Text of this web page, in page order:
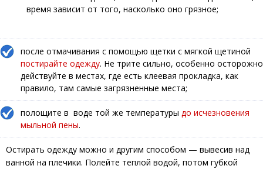
время зависит от того, насколько оно грязное;
после отмачивания с помощью щетки с мягкой щетиной
постирайте одежду. Не трите сильно, особенно осторожно
действуйте в местах, где есть клеевая прокладка, как
правило, там самые загрязненные места;
полощите в воде той же температуры до исчезновения
мыльной пены.
Остирать одежду можно и другим способом — вывесив над
ванной на плечики. Полейте теплой водой, потом губкой